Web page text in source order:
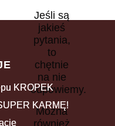
Jeśli są
jakieś
pytania,
to
chętnie
na nie
odpowiemy.
Można
również
KROPEK
KARMĘ!